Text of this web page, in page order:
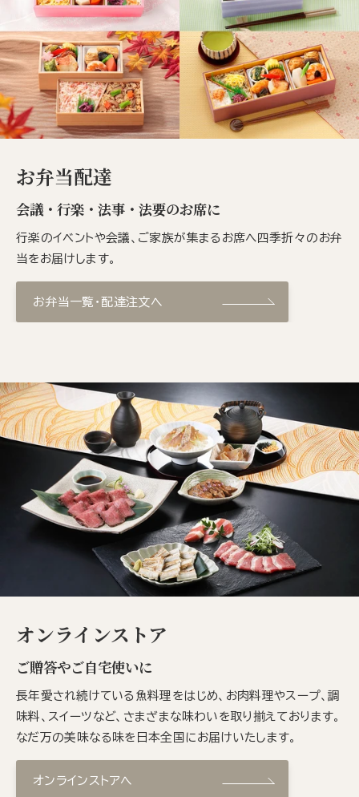
お弁当配達
会議・行楽・法事・法要のお席に
行楽のイベントや会議、ご家族が集まるお席へ四季折々のお弁
当をお届けします。
お弁当一覧・配達注文へ
オンラインストア
ご贈答やご自宅使いに
長年愛され続けている魚料理をはじめ、お肉料理やスープ、調
味料、スイーツなど、さまざまな味わいを取り揃えております。
なだ万の美味なる味を日本全国にお届けいたします。
オンラインストアへ